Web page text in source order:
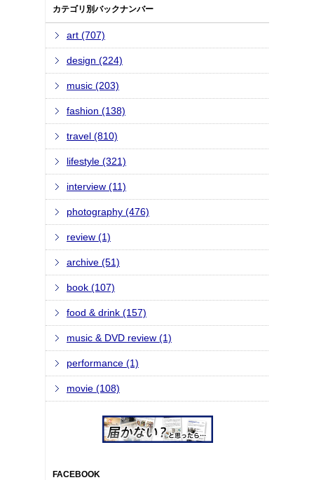
カテゴリ別バックナンバー
art (707)
design (224)
music (203)
fashion (138)
travel (810)
lifestyle (321)
interview (11)
photography (476)
review (1)
archive (51)
book (107)
food & drink (157)
music & DVD review (1)
performance (1)
movie (108)
FACEBOOK